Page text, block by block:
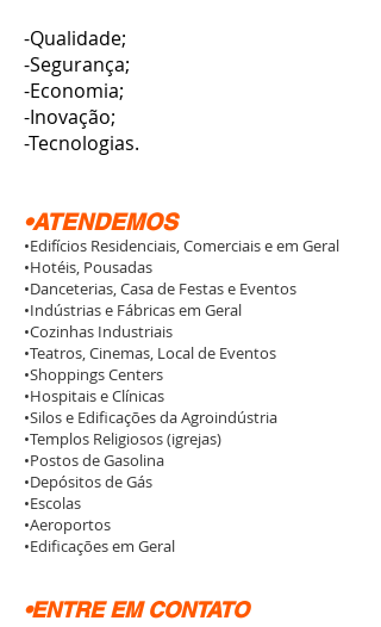
-Qualidade;
-Segurança;
-Economia;
-Inovação;
-Tecnologias.
•ATENDEMOS
•Edifícios Residenciais, Comerciais e em Geral
•Hotéis, Pousadas
•Danceterias, Casa de Festas e Eventos
•Indústrias e Fábricas em Geral
•Cozinhas Industriais
•Teatros, Cinemas, Local de Eventos
•Shoppings Centers
•Hospitais e Clínicas
•Silos e Edificações da Agroindústria
•Templos Religiosos (igrejas)
•Postos de Gasolina
•Depósitos de Gás
•Escolas
•Aeroportos
•Edificações em Geral
•ENTRE EM CONTATO